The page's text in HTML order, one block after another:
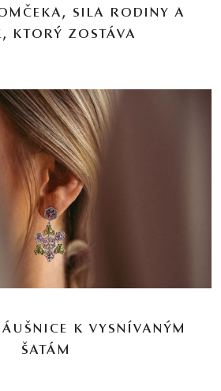
SILA RODINY A
KTORÝ ZOSTÁVA
K VYSNÍVANÝM
ŠATÁM